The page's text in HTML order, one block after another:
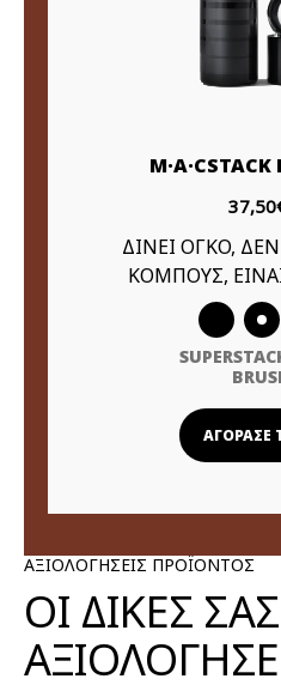
ΔΙΝΕΙ ΟΓΚΟ, ΔΕΝ ΔΗΜΙΟΥΡΓΕΙ
ΚΟΜΠΟΥΣ, ΕΙΝΑΙ
ΑΓΟΡΑΣΕ
ΑΞΙΟΛΟΓΗΣΕΙΣ ΠΡΟΪΟΝΤΟΣ
ΟΙ ΔΙΚΕΣ ΣΑΣ